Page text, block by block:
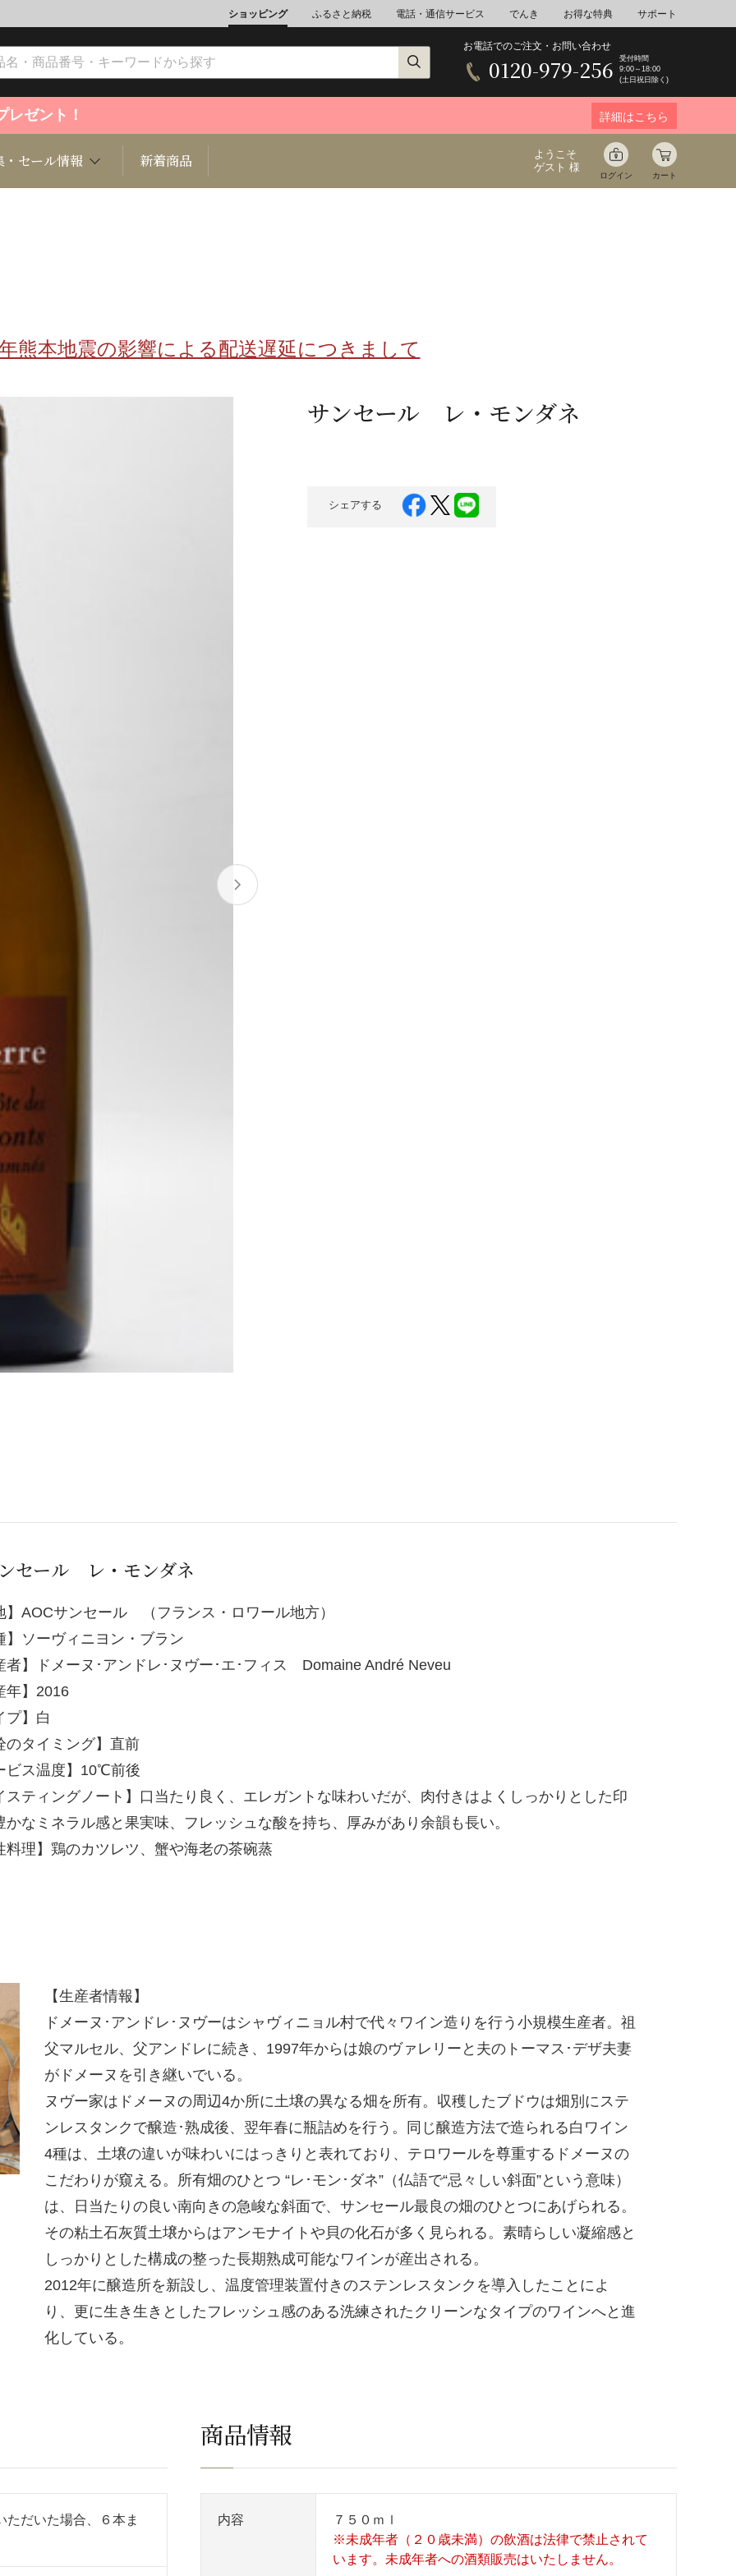
ショッピング ふるさと納税 電話・通信サービス でんき お得な特典 サポート
お電話でのご注文・お問い合わせ
0120-979-256
受付時間
9:00～18:00
(土日祝日除く)
レゼント！ 詳細はこちら
豊洲お取り寄せ 健康/美容
・セール情報 新着商品
ようこそ
ゲスト 様
ログイン カート
熊本地震の影響による配送遅延につきまして
サンセール レ・モンダネ
シェアする
セール レ・モンダネ
】AOCサンセール （フランス・ロワール地方）
】ソーヴィニヨン・ブラン
者】ドメーヌ･アンドレ･ヌヴー･エ･フィス Domaine André Neveu
年】2016
プ】白
のタイミング】直前
ビス温度】10℃前後
スティングノート】口当たり良く、エレガントな味わいだが、肉付きはよくしっかりとした印
かなミネラル感と果実味、フレッシュな酸を持ち、厚みがあり余韻も長い。
料理】鶏のカツレツ、蟹や海老の茶碗蒸
【生産者情報】
ドメーヌ･アンドレ･ヌヴーはシャヴィニョル村で代々ワイン造りを行う小規模生産者。祖
父マルセル、父アンドレに続き、1997年からは娘のヴァレリーと夫のトーマス･デザ夫妻
がドメーヌを引き継いでいる。
ヌヴー家はドメーヌの周辺4か所に土壌の異なる畑を所有。収穫したブドウは畑別にステ
ンレスタンクで醸造･熟成後、翌年春に瓶詰めを行う。同じ醸造方法で造られる白ワイン
4種は、土壌の違いが味わいにはっきりと表れており、テロワールを尊重するドメーヌの
こだわりが窺える。所有畑のひとつ “レ･モン･ダネ”（仏語で“忌々しい斜面”という意味）
は、日当たりの良い南向きの急峻な斜面で、サンセール最良の畑のひとつにあげられる。
その粘土石灰質土壌からはアンモナイトや貝の化石が多く見られる。素晴らしい凝縮感と
しっかりとした構成の整った長期熟成可能なワインが産出される。
2012年に醸造所を新設し、温度管理装置付きのステンレスタンクを導入したことによ
り、更に生き生きとしたフレッシュ感のある洗練されたクリーンなタイプのワインへと進
化している。
ただいた場合、６本ま
商品情報
内容
７５０ｍｌ
※未成年者（２０歳未満）の飲酒は法律で禁止されて
います。未成年者への酒類販売はいたしません。